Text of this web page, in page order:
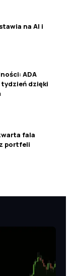
na AI i
ADA
dzięki
fala
portfeli